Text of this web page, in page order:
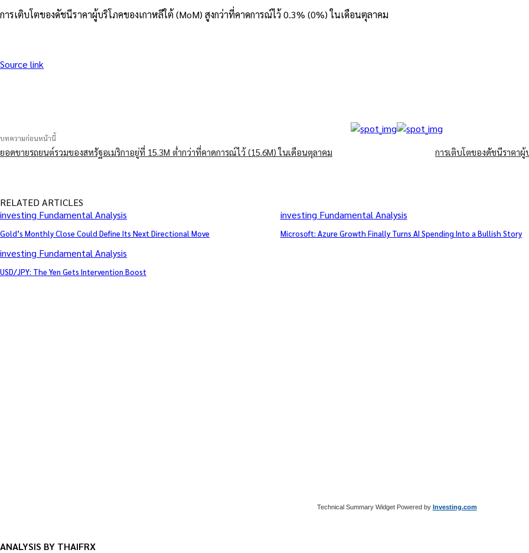
การเติบโตของดัชนีราคาผู้บริโภคของเกาหลีใต้ (MoM) สูงกว่าที่คาดการณ์ไว้ 0.3% (0%) ในเดือนตุลาคม
Source link
บทความก่อนหน้านี้
ยอดขายรถยนต์รวมของสหรัฐอเมริกาอยู่ที่ 15.3M ต่ำกว่าที่คาดการณ์ไว้ (15.6M) ในเดือนตุลาคม การเติบโตของดัชนีราคาผู้
RELATED ARTICLES
investing Fundamental Analysis
Gold’s Monthly Close Could Define Its Next Directional Move
investing Fundamental Analysis
Microsoft: Azure Growth Finally Turns AI Spending Into a Bullish Story
investing Fundamental Analysis
USD/JPY: The Yen Gets Intervention Boost
Technical Summary Widget Powered by Investing.com
ANALYSIS BY THAIFRX